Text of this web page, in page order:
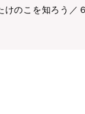
けのこを知ろう／